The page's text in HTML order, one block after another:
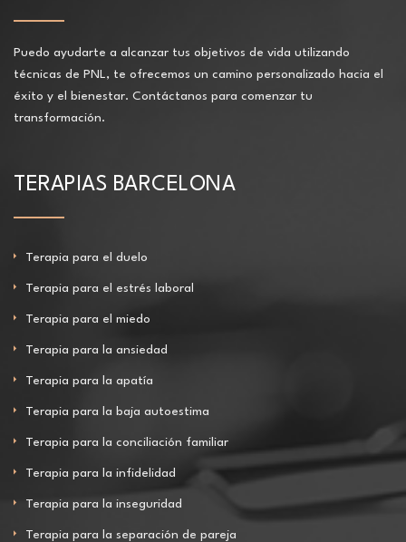
Puedo ayudarte a alcanzar tus objetivos de vida utilizando
técnicas de PNL, te ofrecemos un camino personalizado hacia el
éxito y el bienestar. Contáctanos para comenzar tu
transformación.
TERAPIAS BARCELONA
Terapia para el duelo
Terapia para el estrés laboral
Terapia para el miedo
Terapia para la ansiedad
Terapia para la apatía
Terapia para la baja autoestima
Terapia para la conciliación familiar
Terapia para la infidelidad
Terapia para la inseguridad
Terapia para la separación de pareja